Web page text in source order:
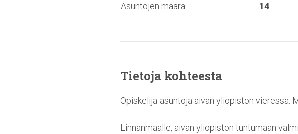
Asuntojen määrä
14
Tietoja kohteesta
Opiskelija-asuntoja aivan yliopiston vieressä.
Linnanmaalle, aivan yliopiston tuntumaan